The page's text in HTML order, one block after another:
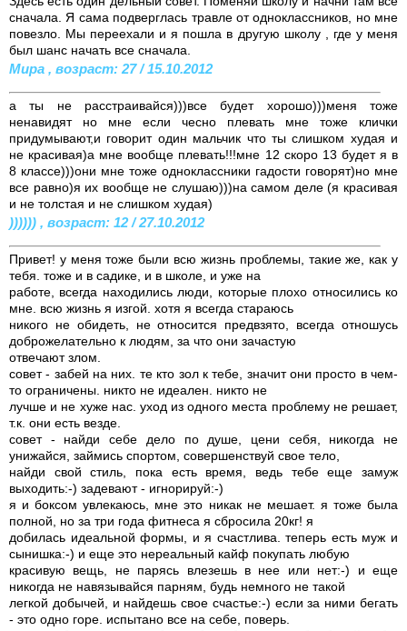
сначала. Я сама подверглась травле от одноклассников, но мне
повезло. Мы переехали и я пошла в другую школу , где у меня
был шанс начать все сначала.
Мира , возраст: 27 / 15.10.2012
а ты не расстраивайся)))все будет хорошо)))меня тоже
ненавидят но мне если чесно плевать мне тоже клички
придумывают,и говорит один мальчик что ты слишком худая и
не красивая)а мне вообще плевать!!!мне 12 скоро 13 будет я в
8 классе)))они мне тоже одноклассники гадости говорят)но мне
все равно)я их вообще не слушаю)))на самом деле (я красивая
и не толстая и не слишком худая)
)))))) , возраст: 12 / 27.10.2012
Привет! у меня тоже были всю жизнь проблемы, такие же, как у
тебя. тоже и в садике, и в школе, и уже на
работе, всегда находились люди, которые плохо относились ко
мне. всю жизнь я изгой. хотя я всегда стараюсь
никого не обидеть, не относится предвзято, всегда отношусь
доброжелательно к людям, за что они зачастую
отвечают злом.
совет - забей на них. те кто зол к тебе, значит они просто в чем-
то ограничены. никто не идеален. никто не
лучше и не хуже нас. уход из одного места проблему не решает,
т.к. они есть везде.
совет - найди себе дело по душе, цени себя, никогда не
унижайся, займись спортом, совершенствуй свое тело,
найди свой стиль, пока есть время, ведь тебе еще замуж
выходить:-) задевают - игнорируй:-)
я и боксом увлекаюсь, мне это никак не мешает. я тоже была
полной, но за три года фитнеса я сбросила 20кг! я
добилась идеальной формы, и я счастлива. теперь есть муж и
сынишка:-) и еще это нереальный кайф покупать любую
красивую вещь, не парясь влезешь в нее или нет:-) и еще
никогда не навязывайся парням, будь немного не такой
легкой добычей, и найдешь свое счастье:-) если за ними бегать
- это одно горе. испытано все на себе, поверь.